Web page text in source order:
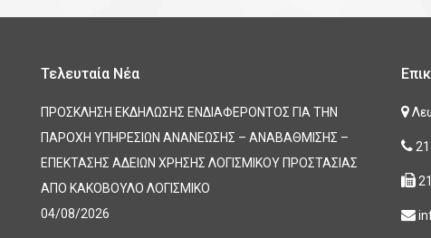
Τελευταία Νέα
ΠΡΟΣΚΛΗΣΗ ΕΚΔΗΛΩΣΗΣ ΕΝΔΙΑΦΕΡΟΝΤΟΣ ΓΙΑ ΤΗΝ
ΠΑΡΟΧΗ ΥΠΗΡΕΣΙΩΝ ΑΝΑΝΕΩΣΗΣ – ΑΝΑΒΑΘΜΙΣΗΣ –
ΕΠΕΚΤΑΣΗΣ ΑΔΕΙΩΝ ΧΡΗΣΗΣ ΛΟΓΙΣΜΙΚΟΥ ΠΡΟΣΤΑΣΙΑΣ
ΑΠΟ ΚΑΚΟΒΟΥΛΟ ΛΟΓΙΣΜΙΚΟ
04/08/2026